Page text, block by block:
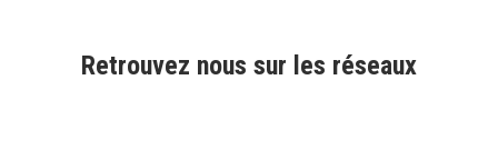
Retrouvez nous sur les réseaux